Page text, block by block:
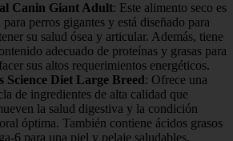
Canin Giant Adult: Este alimento seco es
para perros gigantes y está diseñado para
su salud ósea y articular. Además, tiene
adecuado de proteínas y grasas para
sus altos requerimientos energéticos.
Science Diet Large Breed: Ofrece una
de ingredientes de alta calidad que
la salud digestiva y la condición
óptima. También contiene ácidos grasos
6 para una piel y pelaje saludables.